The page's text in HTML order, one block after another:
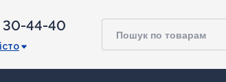
30-44-40